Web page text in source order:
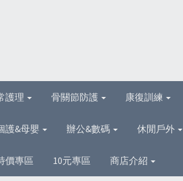
護理 骨關節防護 康復訓練
護&母嬰 辦公&數碼 休閒戶外
價專區 10元專區 商店介紹